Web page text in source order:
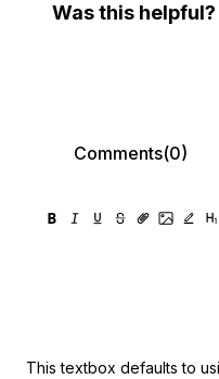
Was this helpful?
Comments(0)
This textbox defaults to